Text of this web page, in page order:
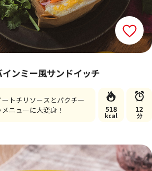
ンミー風サンドイッチ
トチリソースとパクチー
ニューに大変身！
518
kcal
12
分